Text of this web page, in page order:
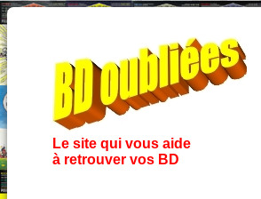
Le site qui vous aide
à retrouver vos BD